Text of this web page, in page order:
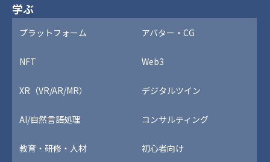
学ぶ
プラットフォーム アバター・CG
NFT Web3
XR（VR/AR/MR） デジタルツイン
AI/自然言語処理 コンサルティング
教育・研修・人材 初心者向け